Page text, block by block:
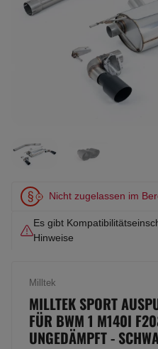
Nicht zugelassen im
Es gibt
Hinweise
Milltek
MILLTEK SPORT
FÜR BWM 1 M140I
UNGEDÄMPFT -